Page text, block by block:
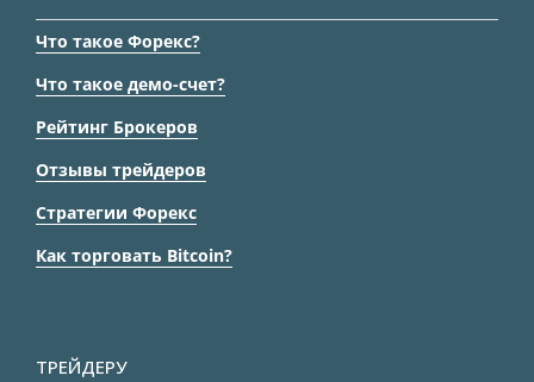
Что такое Форекс?
Что такое демо-счет?
Рейтинг Брокеров
Отзывы трейдеров
Стратегии Форекс
Как торговать Bitcoin?
ТРЕЙДЕРУ